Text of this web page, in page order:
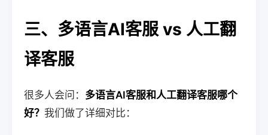
三、多语言AI客服 vs 人工翻
译客服
很多人会问： 多语言AI客服和人工翻译客服哪个
好？ 我们做了详细对比：